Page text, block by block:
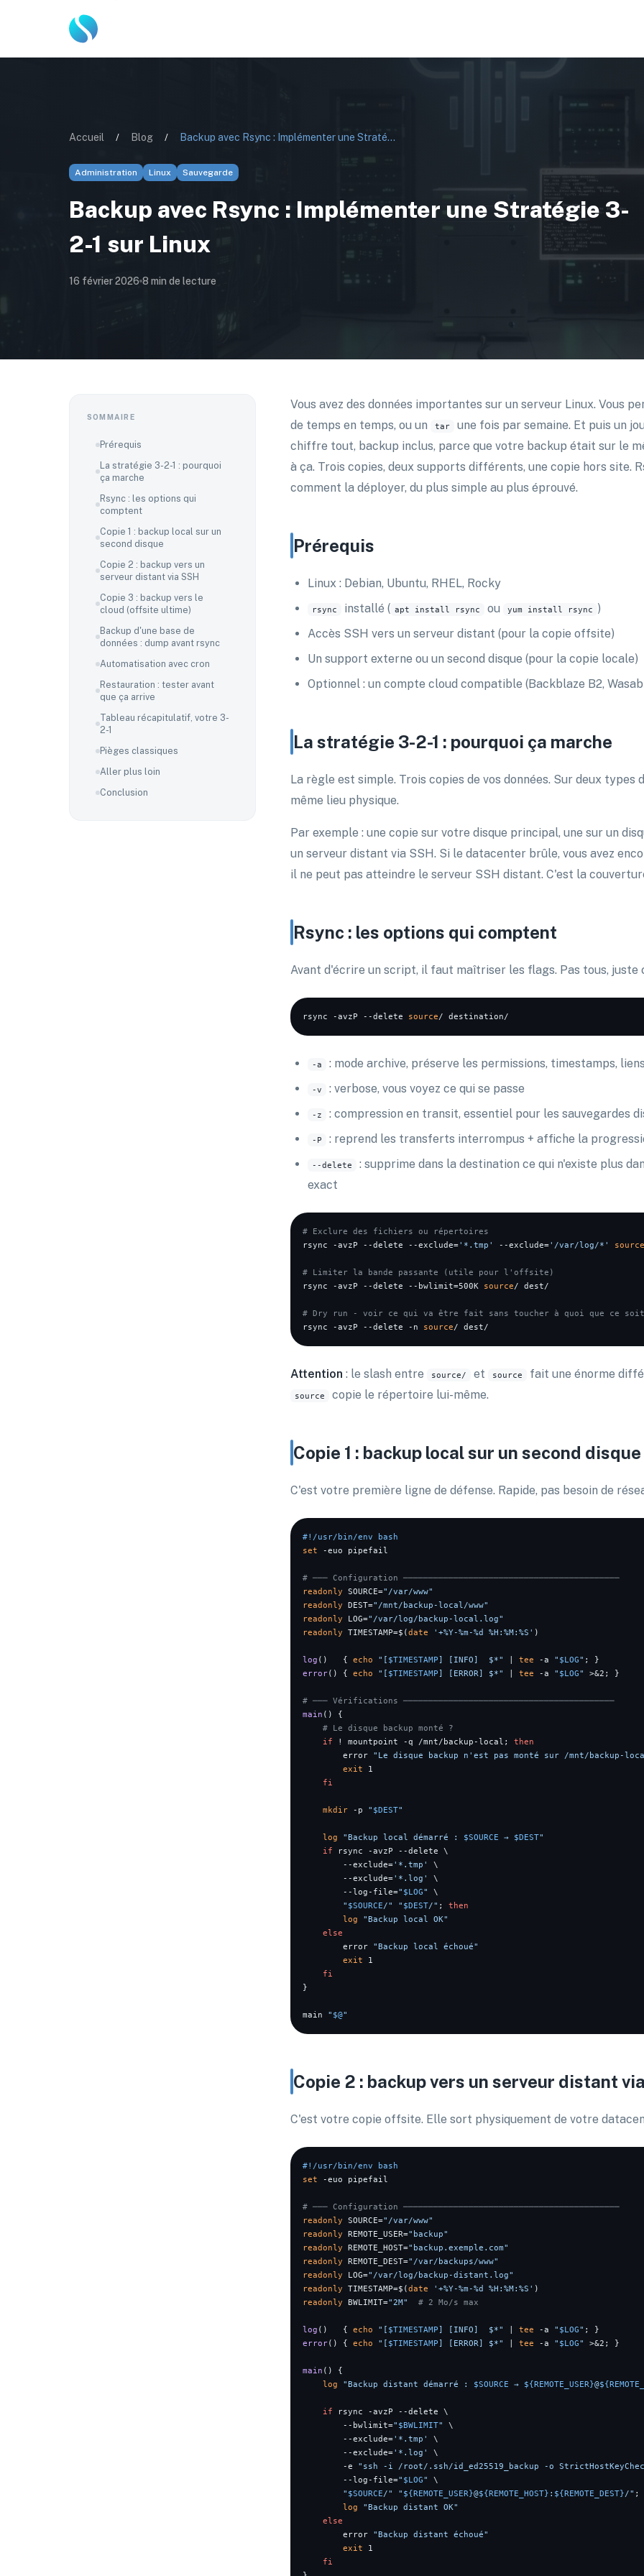
Accueil / Blog / Backup avec Rsync : Implémenter une Stratégie 3-2-1 sur Linux
Administration Linux Sauvegarde
Backup avec Rsync : Implémenter une Stratégie 3-
2-1 sur Linux
16 février 2026 8 min de lecture
SOMMAIRE
Prérequis
La stratégie 3-2-1 : pourquoi
ça marche
Rsync : les options qui
comptent
Copie 1 : backup local sur un
second disque
Copie 2 : backup vers un
serveur distant via SSH
Copie 3 : backup vers le
cloud (offsite ultime)
Backup d'une base de
données : dump avant rsync
Automatisation avec cron
Restauration : tester avant
que ça arrive
Tableau récapitulatif, votre 3-
2-1
Pièges classiques
Aller plus loin
Conclusion
Vous avez des données importantes sur un serveur Linux. Vous
de temps en temps, ou un
tar
une fois par semaine. Et puis un
chiffre tout, backup inclus, parce que votre backup était sur le
à ça. Trois copies, deux supports différents, une copie hors site.
comment la déployer, du plus simple au plus éprouvé.
Prérequis
Linux : Debian, Ubuntu, RHEL, Rocky
rsync installé ( apt install rsync ou yum install rsync )
Accès SSH vers un serveur distant (pour la copie offsite)
Un support externe ou un second disque (pour la copie locale)
Optionnel : un compte cloud compatible (Backblaze B2,
La stratégie 3-2-1 : pourquoi ça marche
La règle est simple. Trois copies de vos données. Sur deux
même lieu physique.
Par exemple : une copie sur votre disque principal, une sur un
un serveur distant via SSH. Si le datacenter brûle, vous avez
il ne peut pas atteindre le serveur SSH distant. C'est la
Rsync : les options qui comptent
Avant d'écrire un script, il faut maîtriser les flags. Pas tous, juste
rsync -avzP --delete source
-a : mode archive, préserve les permissions, timestamps,
-v : verbose, vous voyez ce qui se passe
-z : compression en transit, essentiel pour les sauvegardes
-P : reprend les transferts interrompus + affiche la
--delete
: supprime dans la destination ce qui n'existe plus
exact
# Exclure des fichiers ou répertoires
rsync -avzP --delete --exclude='*.tmp' --exclude='/var/log/*'
# Limiter la bande passante (utile pour l'offsite)
rsync -avzP --delete --bwlimit=500K source/ dest/
# Dry run - voir ce qui va être fait sans toucher à quoi que ce
rsync -avzP --delete -n source
Attention : le slash entre source/ et source fait une énorme
source copie le répertoire lui-même.
Copie 1 : backup local sur un second disque
C'est votre première ligne de défense. Rapide, pas besoin de
#!/usr/bin/env bash
set -euo pipefail
# ─── Configuration ───────────────────────────────────────────
readonly SOURCE="/var/www"
readonly DEST="/mnt/backup-local/www"
readonly LOG="/var/log/backup-local.log"
readonly TIMESTAMP=$(date '+%Y-%m-%d %H:%M:%S' )
log ()   { echo "[ $TIMESTAMP] [INFO]  $*" | tee -a " $LOG"
error() { echo "[ $TIMESTAMP] [ERROR] $*" | tee -a " $LOG" >&2; }
# ─── Vérifications ──────────────────────────────────────────
main () {
# Le disque backup monté ?
if ! mountpoint -q /mnt/backup-local; then
        error
"Le disque backup n'est pas monté sur /mnt/backup-
exit 1
fi
mkdir -p " $DEST"
log "Backup local démarré : $SOURCE → $DEST"
if rsync -avzP --delete \
        --exclude=
'*.tmp'
\
        --exclude=
'*.log'
\
        --log-file=
" $LOG"
\
" $SOURCE/" " $DEST/" ; then
log
"Backup local OK"
else
        error
"Backup local échoué"
exit 1
fi
}
main " $@"
Copie 2 : backup vers un serveur distant
C'est votre copie offsite. Elle sort physiquement de votre
#!/usr/bin/env bash
set -euo pipefail
# ─── Configuration ───────────────────────────────────────────
readonly SOURCE="/var/www"
readonly REMOTE_USER="backup"
readonly REMOTE_HOST="backup.exemple.com"
readonly REMOTE_DEST="/var/backups/www"
readonly LOG="/var/log/backup-distant.log"
readonly TIMESTAMP=$(date '+%Y-%m-%d %H:%M:%S'
readonly BWLIMIT="2M" # 2 Mo/s max
log ()   { echo "[ $TIMESTAMP] [INFO]  $*" | tee -a " $LOG"
error() { echo "[ $TIMESTAMP] [ERROR] $*" | tee -a " $LOG" >&2; }
main () {
log
"Backup distant démarré : $SOURCE → ${REMOTE_USER}@
if rsync -avzP --delete \
        --bwlimit=
" $BWLIMIT"
\
        --exclude=
'*.tmp'
\
        --exclude=
'*.log'
\
        -e
"ssh -i /root/.ssh/id_ed25519_backup -o
        --log-file=
" $LOG"
\
" $SOURCE/" " ${REMOTE_USER}@${REMOTE_HOST} : ${REMOTE_DEST}/"
log
"Backup distant OK"
else
        error
"Backup distant échoué"
exit 1
fi